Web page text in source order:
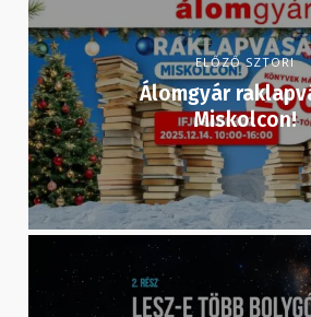
ELŐZŐ SZTORI
Álomgyár
Miskolcon!